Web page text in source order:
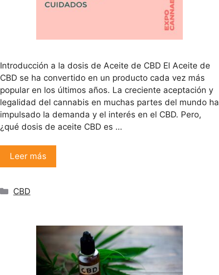
Introducción a la dosis de Aceite de CBD El Aceite de
CBD se ha convertido en un producto cada vez más
popular en los últimos años. La creciente aceptación y
legalidad del cannabis en muchas partes del mundo ha
impulsado la demanda y el interés en el CBD. Pero,
¿qué dosis de aceite CBD es …
Leer más
Categorías
CBD